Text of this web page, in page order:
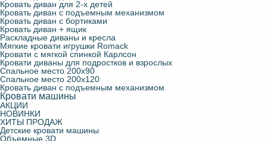
Кровать диван для 2-х детей
Кровать диван с подъемным механизмом
Кровать диван с бортиками
Кровать диван + ящик
Раскладные диваны и кресла
Мягкие кровати игрушки Romack
Кровати с мягкой спинкой Карлсон
Кровати диваны для подростков и взрослых
Спальное место 200х90
Спальное место 200х120
Кровать диван с подъемным механизмом
Кровати машины
АКЦИИ
НОВИНКИ
ХИТЫ ПРОДАЖ
Детские кровати машины
Объемные 3D